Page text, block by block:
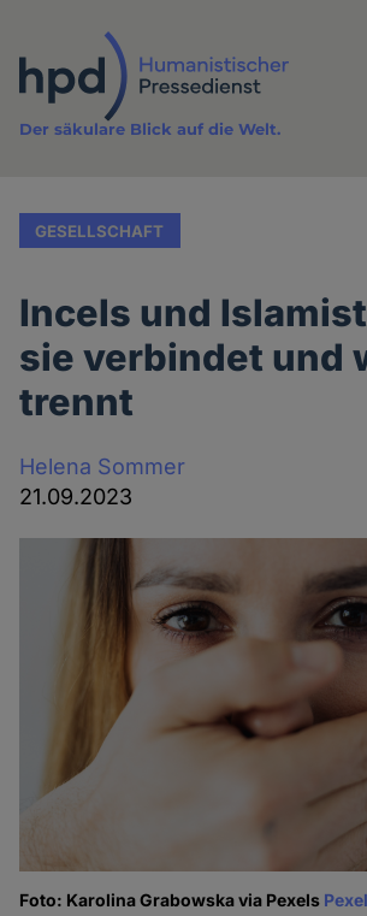
Inhalt
Der säkulare Blick auf die Welt.
GESELLSCHAFT
Incels und
sie verbindet und
trennt
Helena Sommer
21.09.2023
Foto: Karolina Grabowska via Pexels